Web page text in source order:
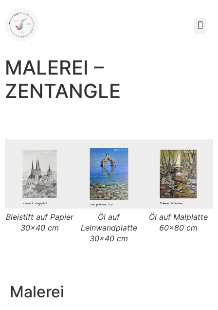
MALEREI –
ZENTANGLE
Bleistift auf Papier
30x40 cm
Öl auf
Leinwandplatte
30x40 cm
Öl auf Malplatte
60x80 cm
Malerei